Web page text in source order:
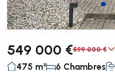
549 000 €599 000 €
475 m² 6 Chambres